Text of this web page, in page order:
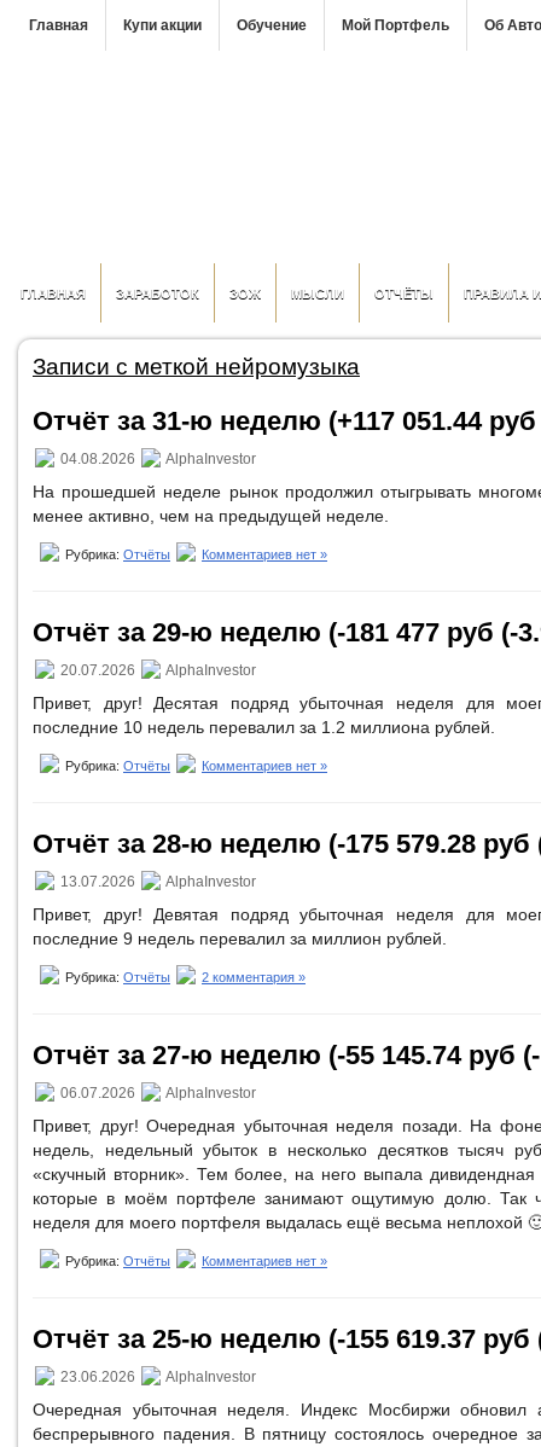
Главная Купи акции Обучение Мой Портфель Об
ГЛАВНАЯ ЗАРАБОТОК ЗОЖ МЫСЛИ ОТЧЁТЫ ПРАВИЛА
Записи с меткой нейромузыка
Отчёт за 31-ю неделю (+117 051.44 руб
04.08.2026 AlphaInvestor
На прошедшей неделе рынок продолжил отыгрывать
менее активно, чем на предыдущей неделе.
Рубрика: Отчёты Комментариев нет »
Отчёт за 29-ю неделю (-181 477 руб (-
20.07.2026 AlphaInvestor
Привет, друг! Десятая подряд убыточная неделя для
последние 10 недель перевалил за 1.2 миллиона рублей.
Рубрика: Отчёты Комментариев нет »
Отчёт за 28-ю неделю (-175 579.28 руб
13.07.2026 AlphaInvestor
Привет, друг! Девятая подряд убыточная неделя для
последние 9 недель перевалил за миллион рублей.
Рубрика: Отчёты 2 комментария »
Отчёт за 27-ю неделю (-55 145.74 руб
06.07.2026 AlphaInvestor
Привет, друг! Очередная убыточная неделя позади. На
недель, недельный убыток в несколько десятков тысяч
«скучный вторник». Тем более, на него выпала
которые в моём портфеле занимают ощутимую долю. Так
неделя для моего портфеля выдалась ещё весьма неплохой
Рубрика: Отчёты Комментариев нет »
Отчёт за 25-ю неделю (-155 619.37 руб
23.06.2026 AlphaInvestor
Очередная убыточная неделя. Индекс Мосбиржи обновил
беспрерывного падения. В пятницу состоялось очередное